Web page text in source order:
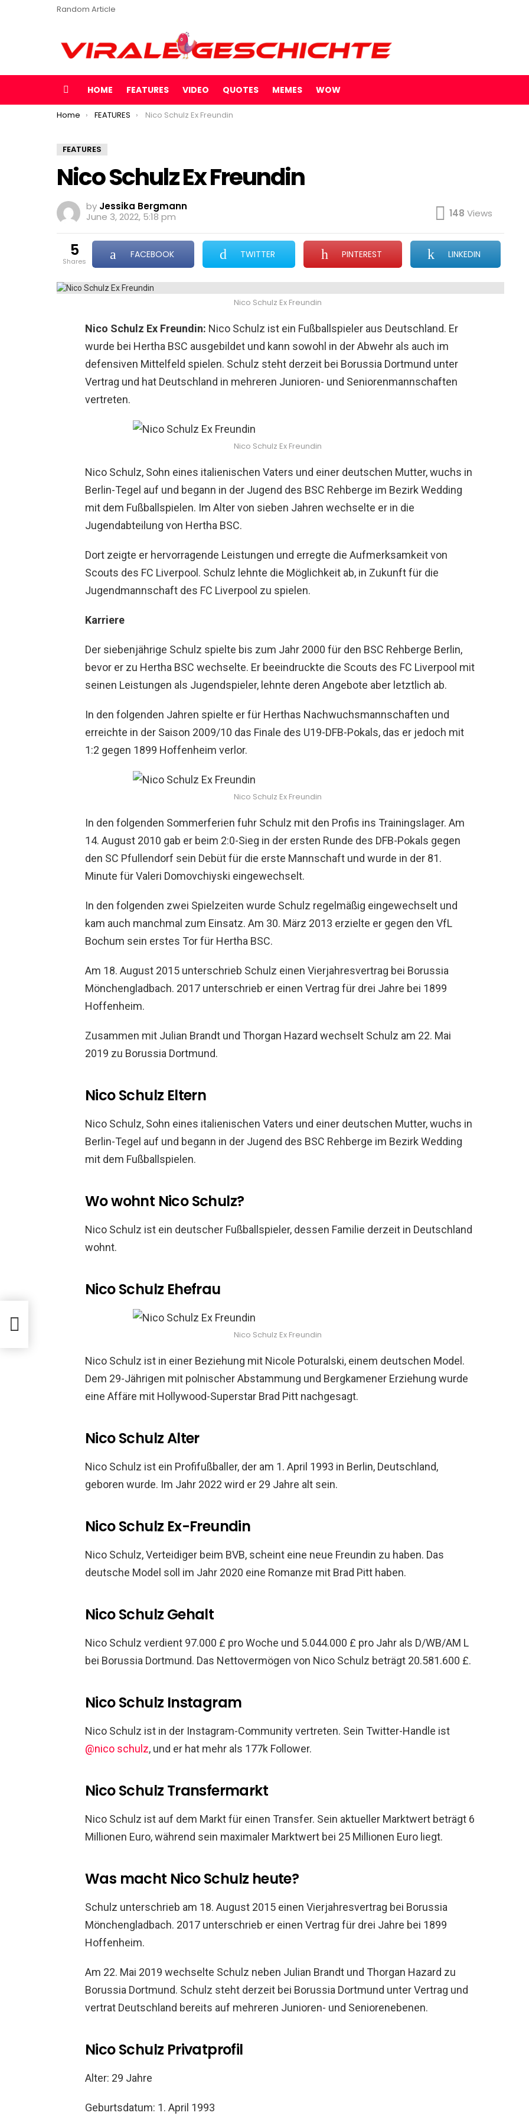
Random Article
HOME FEATURES VIDEO QUOTES MEMES WOW
You are here:
Home FEATURES Nico Schulz Ex Freundin
FEATURES
Nico Schulz Ex Freundin
by Jessika Bergmann
June 3, 2022, 5:18 pm
148 Views
5
shares
FACEBOOK TWITTER PINTEREST LINKEDIN
Nico Schulz Ex Freundin
Nico Schulz Ex Freundin: Nico Schulz ist ein Fußballspieler aus Deutschland. Er
wurde bei Hertha BSC ausgebildet und kann sowohl in der Abwehr als auch im
defensiven Mittelfeld spielen. Schulz steht derzeit bei Borussia Dortmund unter
Vertrag und hat Deutschland in mehreren Junioren- und Seniorenmannschaften
vertreten.
Nico Schulz Ex Freundin
Nico Schulz, Sohn eines italienischen Vaters und einer deutschen Mutter, wuchs in
Berlin-Tegel auf und begann in der Jugend des BSC Rehberge im Bezirk Wedding
mit dem Fußballspielen. Im Alter von sieben Jahren wechselte er in die
Jugendabteilung von Hertha BSC.
Dort zeigte er hervorragende Leistungen und erregte die Aufmerksamkeit von
Scouts des FC Liverpool. Schulz lehnte die Möglichkeit ab, in Zukunft für die
Jugendmannschaft des FC Liverpool zu spielen.
Karriere
Der siebenjährige Schulz spielte bis zum Jahr 2000 für den BSC Rehberge Berlin,
bevor er zu Hertha BSC wechselte. Er beeindruckte die Scouts des FC Liverpool mit
seinen Leistungen als Jugendspieler, lehnte deren Angebote aber letztlich ab.
In den folgenden Jahren spielte er für Herthas Nachwuchsmannschaften und
erreichte in der Saison 2009/10 das Finale des U19-DFB-Pokals, das er jedoch mit
1:2 gegen 1899 Hoffenheim verlor.
Nico Schulz Ex Freundin
In den folgenden Sommerferien fuhr Schulz mit den Profis ins Trainingslager. Am
14. August 2010 gab er beim 2:0-Sieg in der ersten Runde des DFB-Pokals gegen
den SC Pfullendorf sein Debüt für die erste Mannschaft und wurde in der 81.
Minute für Valeri Domovchiyski eingewechselt.
In den folgenden zwei Spielzeiten wurde Schulz regelmäßig eingewechselt und
kam auch manchmal zum Einsatz. Am 30. März 2013 erzielte er gegen den VfL
Bochum sein erstes Tor für Hertha BSC.
Am 18. August 2015 unterschrieb Schulz einen Vierjahresvertrag bei Borussia
Mönchengladbach. 2017 unterschrieb er einen Vertrag für drei Jahre bei 1899
Hoffenheim.
Zusammen mit Julian Brandt und Thorgan Hazard wechselt Schulz am 22. Mai
2019 zu Borussia Dortmund.
Nico Schulz Eltern
Nico Schulz, Sohn eines italienischen Vaters und einer deutschen Mutter, wuchs in
Berlin-Tegel auf und begann in der Jugend des BSC Rehberge im Bezirk Wedding
mit dem Fußballspielen.
Wo wohnt Nico Schulz?
Nico Schulz ist ein deutscher Fußballspieler, dessen Familie derzeit in Deutschland
wohnt.
Nico Schulz Ehefrau
Nico Schulz Ex Freundin
Nico Schulz ist in einer Beziehung mit Nicole Poturalski, einem deutschen Model.
Dem 29-Jährigen mit polnischer Abstammung und Bergkamener Erziehung wurde
eine Affäre mit Hollywood-Superstar Brad Pitt nachgesagt.
Nico Schulz Alter
Nico Schulz ist ein Profifußballer, der am 1. April 1993 in Berlin, Deutschland,
geboren wurde. Im Jahr 2022 wird er 29 Jahre alt sein.
Nico Schulz Ex-Freundin
Nico Schulz, Verteidiger beim BVB, scheint eine neue Freundin zu haben. Das
deutsche Model soll im Jahr 2020 eine Romanze mit Brad Pitt haben.
Nico Schulz Gehalt
Nico Schulz verdient 97.000 £ pro Woche und 5.044.000 £ pro Jahr als D/WB/AM L
bei Borussia Dortmund. Das Nettovermögen von Nico Schulz beträgt 20.581.600 £.
Nico Schulz Instagram
Nico Schulz ist in der Instagram-Community vertreten. Sein Twitter-Handle ist
@nico schulz, und er hat mehr als 177k Follower.
Nico Schulz Transfermarkt
Nico Schulz ist auf dem Markt für einen Transfer. Sein aktueller Marktwert beträgt 6
Millionen Euro, während sein maximaler Marktwert bei 25 Millionen Euro liegt.
Was macht Nico Schulz heute?
Schulz unterschrieb am 18. August 2015 einen Vierjahresvertrag bei Borussia
Mönchengladbach. 2017 unterschrieb er einen Vertrag für drei Jahre bei 1899
Hoffenheim.
Am 22. Mai 2019 wechselte Schulz neben Julian Brandt und Thorgan Hazard zu
Borussia Dortmund. Schulz steht derzeit bei Borussia Dortmund unter Vertrag und
vertrat Deutschland bereits auf mehreren Junioren- und Seniorenebenen.
Nico Schulz Privatprofil
Alter: 29 Jahre
Geburtsdatum: 1. April 1993